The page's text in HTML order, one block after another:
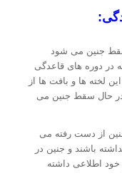
جنین می شود
در دوره های قاعدگی
لخته ها و بافت ها از
حال سقط جنین می
از دست رفته می
باشند و جنین در
اطلاعی داشته